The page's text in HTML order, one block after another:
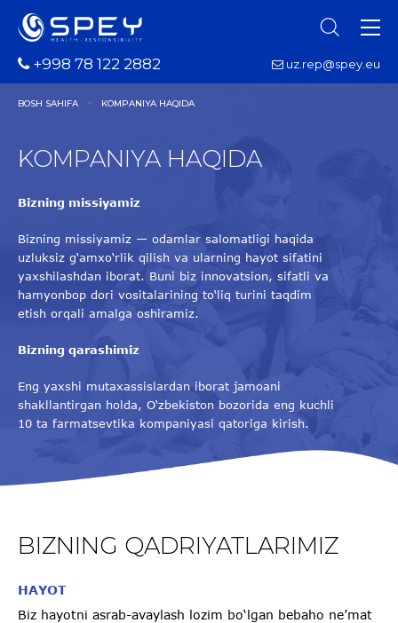
+998 78 122 2882 uz.rep@spey.eu
BOSH SAHIFA KOMPANIYA HAQIDA
KOMPANIYA HAQIDA
Bizning missiyamiz
Bizning missiyamiz — odamlar salomatligi haqida
uzluksiz g‘amxo‘rlik qilish va ularning hayot sifatini
yaxshilashdan iborat. Buni biz innovatsion, sifatli va
hamyonbop dori vositalarining to‘liq turini taqdim
etish orqali amalga oshiramiz.
Bizning qarashimiz
Eng yaxshi mutaxassislardan iborat jamoani
shakllantirgan holda, O‘zbekiston bozorida eng kuchli
10 ta farmatsevtika kompaniyasi qatoriga kirish.
BIZNING QADRIYATLARIMIZ
HAYOT
Biz hayotni asrab-avaylash lozim bo‘lgan bebaho ne’mat